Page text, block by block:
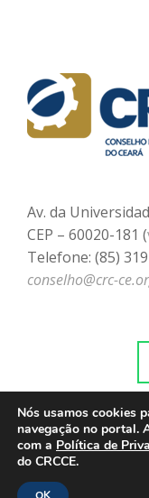
Av. da
CEP – 60020-181 (
Telefone: (85)
conselho@crc-
Nós usamos cookies
navegação no portal.
com a Política de
do CRCCE.